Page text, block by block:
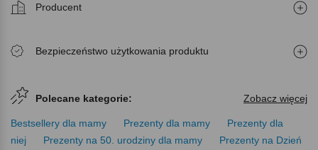
Producent
Bezpieczeństwo użytkowania produktu
Polecane kategorie: Zobacz więcej
Bestsellery dla mamy Prezenty dla mamy
Prezenty dla
niej
Prezenty na 50. urodziny dla mamy
Prezenty na Dzień